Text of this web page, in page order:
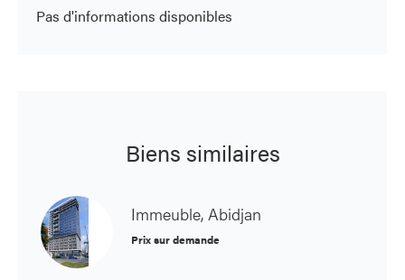
Pas d'informations disponibles
Biens similaires
Immeuble, Abidjan
Prix sur demande